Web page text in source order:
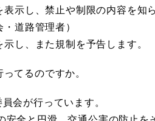
示し、禁止や制限の内容を知ら
道路管理者）
し、また規制を予告します。
てるのですか。
会が行っています。